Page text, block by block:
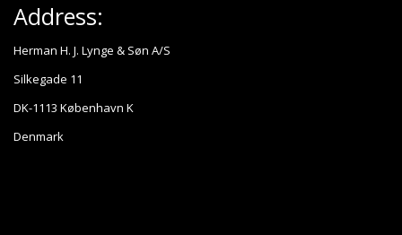
Address:
Herman H. J. Lynge & Søn A/S
Silkegade 11
DK-1113 København K
Denmark